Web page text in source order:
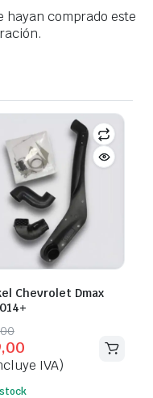
hayan comprado este
Chevrolet Dmax
IVA)